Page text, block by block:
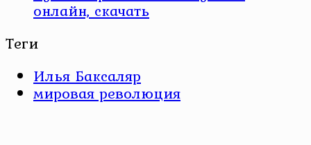
онлайн, скачать
Теги
Илья Баксаляр
мировая революция